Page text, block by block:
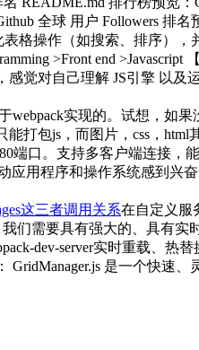
全球 用户 Followers 排名
表格操作（如搜索、排序）
>Front end
感觉对自己理解 JS引擎 以
webpack实现的。试想，
打包js，而图片，css，
端口。支持多客户端连接，
应用程序和操作系统感到兴
这三者调用关系在自定义服
们需要具有强大的、具有实
dev-server实时重载、热
GridManager.js 是一个快速